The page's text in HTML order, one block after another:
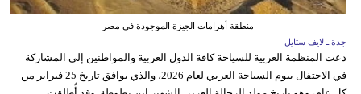
منطقة أهرامات الجيزة الموجودة في مصر
جدة ـ لايف ستايل
دعت المنظمة العربية للسياحة كافة الدول العربية والمواطنين إلى المشاركة
في الاحتفال بيوم السياحة العربي لعام 2026، والذي يوافق تاريخ 25 فبراير من